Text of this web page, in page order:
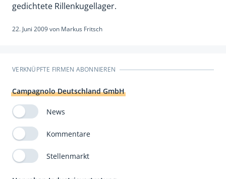
gedichtete Rillenkugellager.
22. Juni 2009von Markus Fritsch
VERKNÜPFTE FIRMEN ABONNIEREN
Campagnolo Deutschland GmbH
News
Kommentare
Stellenmarkt